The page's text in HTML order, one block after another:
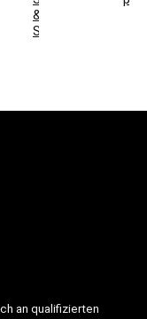
&
Stauraum
an qualifizierten